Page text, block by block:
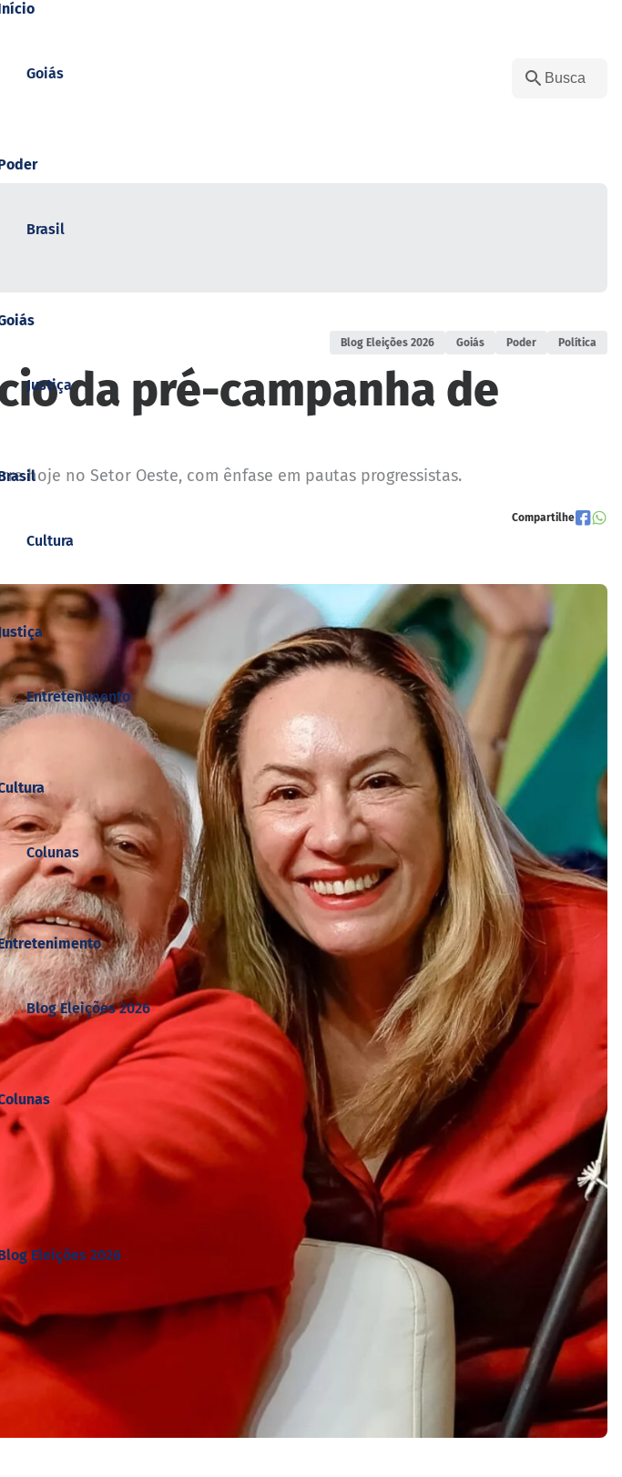
Goiás
Brasil
Justiça
Cultura
Entretenimento
Colunas
Blog Eleições 2026
Eleições 2026
Blog Eleições 2026 Goiás Poder Política
da pré-campanha de
hoje no Setor Oeste, com ênfase em pautas progressistas.
Compartilhe